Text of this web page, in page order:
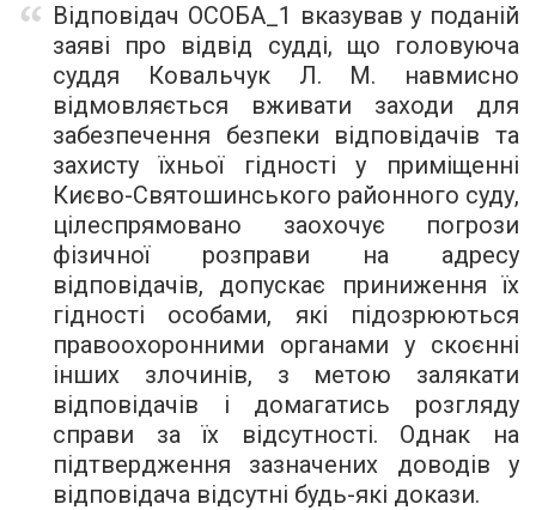
Відповідач ОСОБА_1 вказував у поданій
заяві про відвід судді, що головуюча
суддя Ковальчук Л. М. навмисно
відмовляється вживати заходи для
забезпечення безпеки відповідачів та
захисту їхньої гідності у приміщенні
Києво-Святошинського районного суду,
цілеспрямовано заохочує погрози
фізичної розправи на адресу
відповідачів, допускає приниження їх
гідності особами, які підозрюються
правоохоронними органами у скоєнні
інших злочинів, з метою залякати
відповідачів і домагатись розгляду
справи за їх відсутності. Однак на
підтвердження зазначених доводів у
відповідача відсутні будь-які докази.